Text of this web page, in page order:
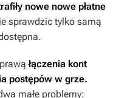
nowe nowe płatne
sprawdzic tylko samą
łączenia kont
postępów w grze.
małe problemy: